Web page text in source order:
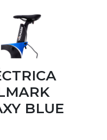
BLUE